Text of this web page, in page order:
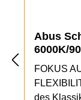
Abus
6000K/
FOKUS
des